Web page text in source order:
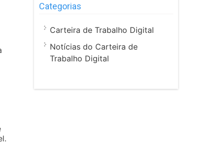
Categorias
Carteira de Trabalho Digital
Notícias do Carteira de
Trabalho Digital